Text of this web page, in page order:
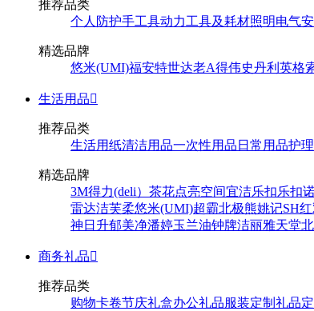
推荐品类
个人防护手工具动力工具及耗材照明电气
精选品牌
悠米(UMI)福安特世达老A得伟史丹利 英格
生活用品
推荐品类
生活用纸清洁用品一次性用品 日常用品护
精选品牌
3M得力(deli） 茶花点亮空间宜洁乐扣乐扣
雷达洁芙柔悠米(UMI)超霸北极熊姚记SH
神 日升郁美净潘婷玉兰油钟牌洁丽雅天堂
商务礼品
推荐品类
购物卡卷节庆礼盒办公礼品服装定制 礼品定